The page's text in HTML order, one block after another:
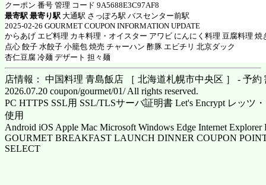
クーポン 番号 管理 コード 9A5688E3C97AF8
最寄駅 最寄り駅 大通駅 さっぽろ駅 バスセンター前駅
2025-02-26 GOURMET COUPON INFORMATION UPDATE
からあげ エビ料理 カキ料理・オイスター アワビ にんにく料理 豆腐料理 焼
点心 餃子 水餃子 小籠包 焼売 チャーハン 酢豚 エビチリ 北京ダック
杏仁豆腐 冷麺 デザート 担々麺
店情報： 中国料理 青島飯店 ［ 北海道札幌市中央区 ］ - 予約
2026.07.20 coupon/gourmet/01/ All rights reserved.
PC HTTPS SSL用 SSL/TLSサーバ証明書 Let's Encrypt レッツ
使用
Android iOS Apple Mac Microsoft Windows Edge Internet Explorer
GOURMET BREAKFAST LAUNCH DINNER COUPON
SELECT